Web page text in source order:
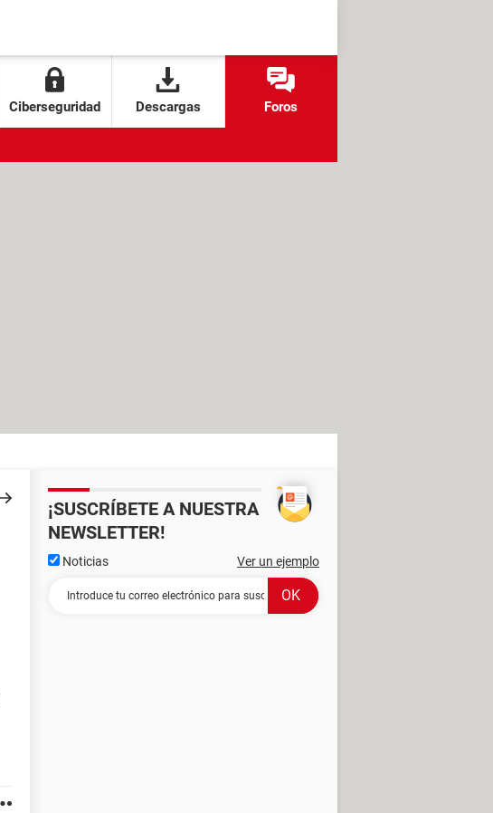
Ciberseguridad Descargas Foros
¡SUSCRÍBETE A NUESTRA
NEWSLETTER!
Noticias Ver un ejemplo